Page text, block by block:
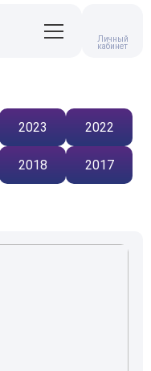
Личный
кабинет
2023 2022
2018 2017